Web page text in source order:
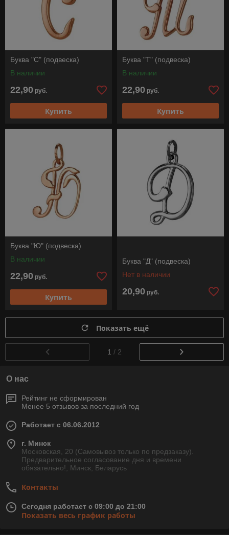
Буква "С" (подвеска)
В наличии
22,90 руб.
Купить
Буква "Т" (подвеска)
В наличии
22,90 руб.
Купить
Буква "Ю" (подвеска)
В наличии
22,90 руб.
Купить
Буква "Д" (подвеска)
Нет в наличии
20,90 руб.
Показать ещё
1 / 2
О нас
Рейтинг не сформирован
Менее 5 отзывов за последний год
Работает с 06.06.2012
г. Минск
Московская, 20 (Самовывоз только по предзаказу).
Предварительное согласование дня и времени
обязательно!, Минск, Беларусь
Контакты
Сегодня работает с 09:00 до 21:00
Показать весь график работы